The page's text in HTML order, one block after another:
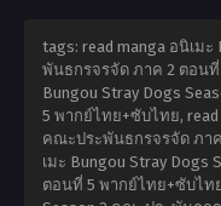
tags: read manga อนิเม
พันธกรจรจัด ภาค 2 ตอนที่
Bungou Stray Dogs
5 พากย์ไทย+ซับไทย, read
คณะประพันธกรจรจัด ภา
เมะ Bungou Stray
ตอนที่ 5 พากย์ไทย+ซับไท